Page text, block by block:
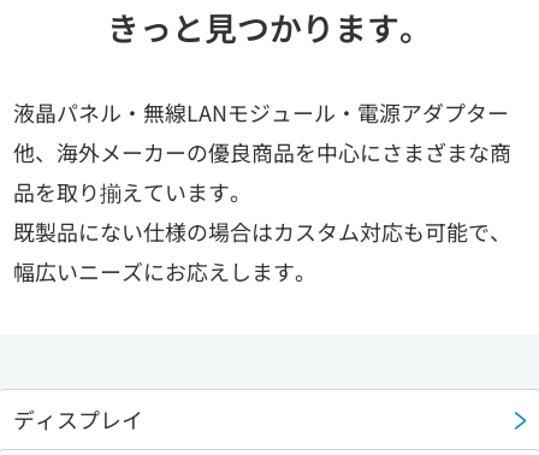
きっと見つかります。
液晶パネル・無線LANモジュール・電源アダプター
他、海外メーカーの優良商品を中心にさまざまな商
品を取り揃えています。
既製品にない仕様の場合はカスタム対応も可能で、
幅広いニーズにお応えします。
ディスプレイ